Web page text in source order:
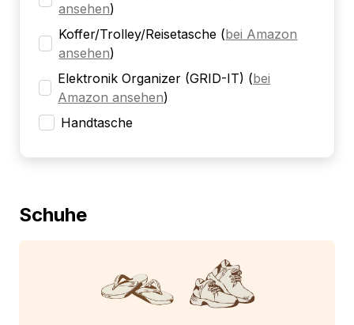
ansehen)
Koffer/Trolley/Reisetasche (bei Amazon
ansehen)
Elektronik Organizer (GRID-IT) (bei
Amazon ansehen)
Handtasche
Schuhe